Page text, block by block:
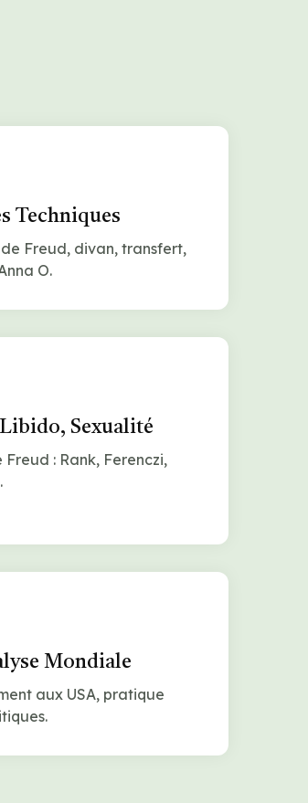
Techniques
de Freud, divan, transfert,
O.
Sexualité
Freud : Rank, Ferenczi,
Mondiale
aux USA, pratique